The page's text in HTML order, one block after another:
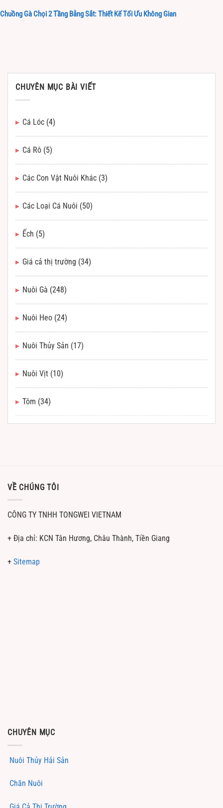
Chuồng Gà Chọi 2 Tầng Bằng Sắt: Thiết Kế Tối Ưu Không Gian
CHUYÊN MỤC BÀI VIẾT
Cá Lóc (4)
Cá Rô (5)
Các Con Vật Nuôi Khác (3)
Các Loại Cá Nuôi (50)
Ếch (5)
Giá cả thị trường (34)
Nuôi Gà (248)
Nuôi Heo (24)
Nuôi Thủy Sản (17)
Nuôi Vịt (10)
Tôm (34)
VỀ CHÚNG TÔI
CÔNG TY TNHH TONGWEI VIETNAM
+ Địa chỉ: KCN Tân Hương, Châu Thành, Tiền Giang
+ Sitemap
CHUYÊN MỤC
Nuôi Thủy Hải Sản
Chăn Nuôi